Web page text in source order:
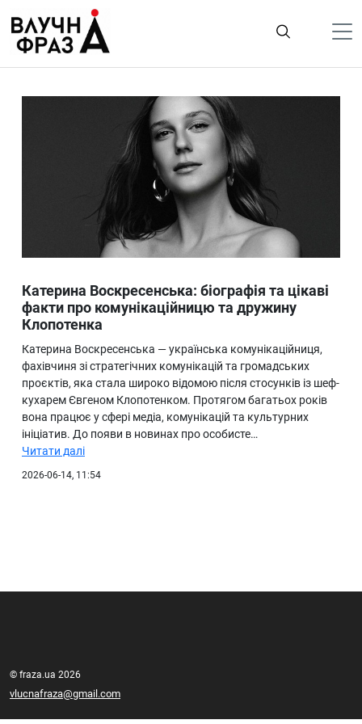
содержимому
Лайфстайл
ТехноНаука
Ukraine
Про нас
Катерина Воскресенська: біографія та цікаві
факти про комунікаційницю та дружину
Клопотенка
Катерина Воскресенська — українська комунікаційниця,
фахівчиня зі стратегічних комунікацій та громадських
проєктів, яка стала широко відомою після стосунків із шеф-
кухарем Євгеном Клопотенком. Протягом багатьох років
вона працює у сфері медіа, комунікацій та культурних
ініціатив. До появи в новинах про особисте…
Читати далі
2026-06-14, 11:54
© fraza.ua 2026
vlucnafraza@gmail.com